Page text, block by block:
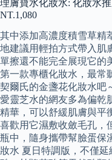
理膚寶水化妝水: 化妝水
NT.1,080
其中添加高濃度積雪草精
地建議用輕拍方式帶入肌
單擦還不能完全展現它的
第一款專櫃化妝水，最常
契爾氏的金盞花化妝水吧
愛靈芝水的網友多為偏乾
精華，可以舒緩肌膚與平
喜歡用它濕敷收斂毛孔，
瓶中，隨身攜帶幫臉蛋保
妝水 夏日特調版，不僅